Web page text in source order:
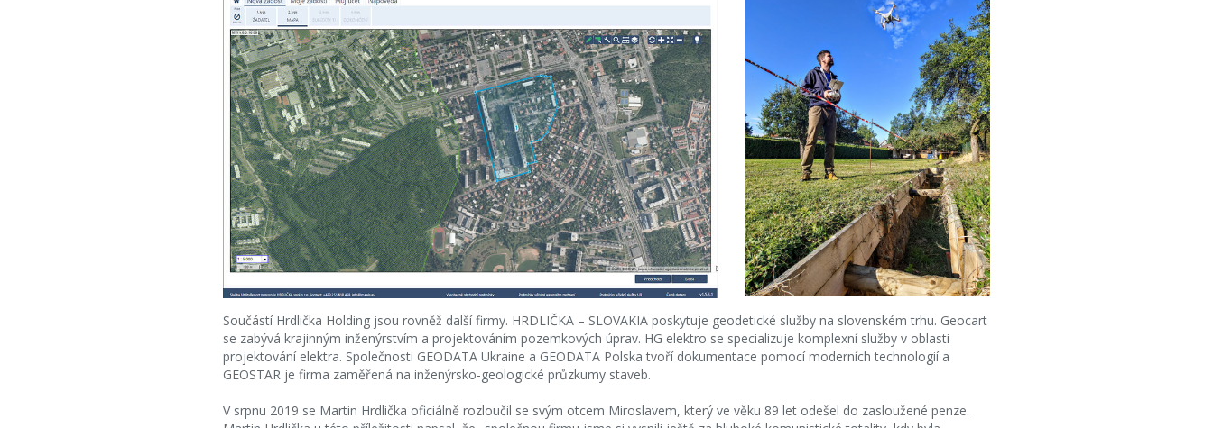
Součástí Hrdlička Holding jsou rovněž další firmy. HRDLIČKA – SLOVAKIA poskytuje geodetické služby na slovenském trhu. Geocart
se zabývá krajinným inženýrstvím a projektováním pozemkových úprav. HG elektro se specializuje komplexní služby v oblasti
projektování elektra. Společnosti GEODATA Ukraine a GEODATA Polska tvoří dokumentace pomocí moderních technologií a
GEOSTAR je firma zaměřená na inženýrsko-geologické průzkumy staveb.
V srpnu 2019 se Martin Hrdlička oficiálně rozloučil se svým otcem Miroslavem, který ve věku 89 let odešel do zasloužené penze.